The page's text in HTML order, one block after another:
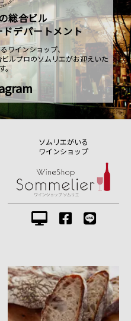
総合ビル
デパートメント
ワインショップ、
ルプロのソムリエがお迎えいた
。
ソムリエがいる
ワインショップ